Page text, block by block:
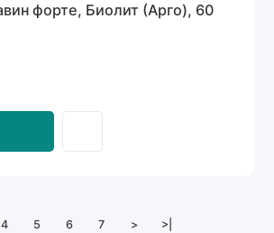
форте, Биолит (Арго), 60
4 5 6 7 > >|